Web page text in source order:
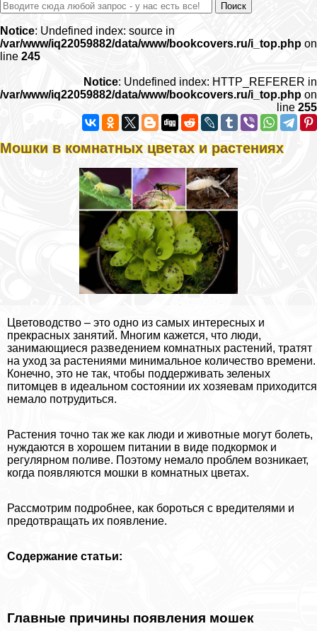
Notice: Undefined index: source in
/var/www/iq22059882/data/www/bookcovers.ru/i_top.php on
line 245
Notice: Undefined index: HTTP_REFERER in
/var/www/iq22059882/data/www/bookcovers.ru/i_top.php on
line 255
Мошки в комнатных цветах и растениях
Цветоводство – это одно из самых интересных и
прекрасных занятий. Многим кажется, что люди,
занимающиеся разведением комнатных растений, тратят
на уход за растениями минимальное количество времени.
Конечно, это не так, чтобы поддерживать зеленых
питомцев в идеальном состоянии их хозяевам приходится
немало потрудиться.
Растения точно так же как люди и животные могут болеть,
нуждаются в хорошем питании в виде подкормок и
регулярном поливе. Поэтому немало проблем возникает,
когда появляются мошки в комнатных цветах.
Рассмотрим подробнее, как бороться с вредителями и
предотвращать их появление.
Содержание статьи:
Главные причины появления мошек